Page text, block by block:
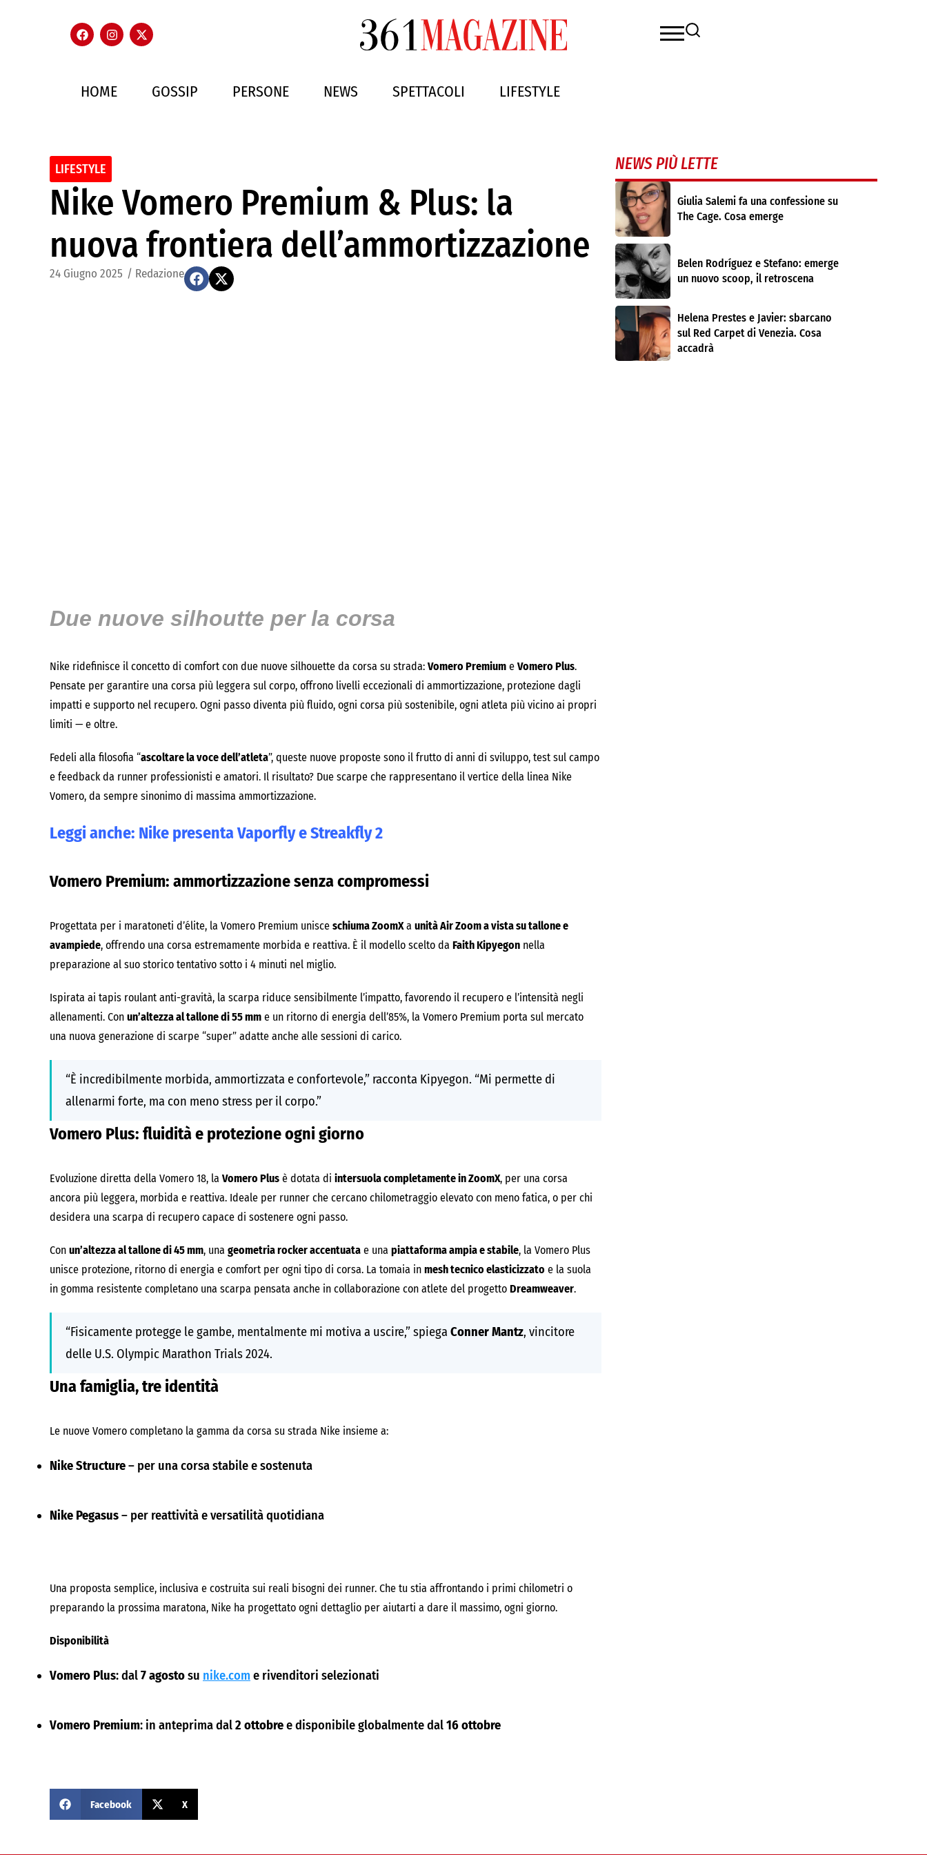
HOME GOSSIP PERSONE NEWS SPETTACOLI LIFESTYLE
LIFESTYLE
Nike Vomero Premium & Plus: la
nuova frontiera dell’ammortizzazione
24 Giugno 2025 / Redazione
Due nuove silhoutte per la corsa
Nike ridefinisce il concetto di comfort con due nuove silhouette da corsa su strada: Vomero Premium e Vomero Plus.
Pensate per garantire una corsa più leggera sul corpo, offrono livelli eccezionali di ammortizzazione, protezione dagli
impatti e supporto nel recupero. Ogni passo diventa più fluido, ogni corsa più sostenibile, ogni atleta più vicino ai propri
limiti — e oltre.
Fedeli alla filosofia “ascoltare la voce dell’atleta”, queste nuove proposte sono il frutto di anni di sviluppo, test sul campo
e feedback da runner professionisti e amatori. Il risultato? Due scarpe che rappresentano il vertice della linea Nike
Vomero, da sempre sinonimo di massima ammortizzazione.
Leggi anche: Nike presenta Vaporfly e Streakfly 2
Vomero Premium: ammortizzazione senza compromessi
Progettata per i maratoneti d’élite, la Vomero Premium unisce schiuma ZoomXa unità Air Zoom a vista su tallone e
avampiede, offrendo una corsa estremamente morbida e reattiva. È il modello scelto da Faith Kipyegon nella
preparazione al suo storico tentativo sotto i 4 minuti nel miglio.
Ispirata ai tapis roulant anti-gravità, la scarpa riduce sensibilmente l’impatto, favorendo il recupero e l’intensità negli
allenamenti. Con un’altezza al tallone di 55 mm e un ritorno di energia dell’85%, la Vomero Premium porta sul mercato
una nuova generazione di scarpe “super” adatte anche alle sessioni di carico.
“È incredibilmente morbida, ammortizzata e confortevole,” racconta Kipyegon. “Mi permette di
allenarmi forte, ma con meno stress per il corpo.”
Vomero Plus: fluidità e protezione ogni giorno
Evoluzione diretta della Vomero 18, la Vomero Plus è dotata di intersuola completamente in ZoomX, per una corsa
ancora più leggera, morbida e reattiva. Ideale per runner che cercano chilometraggio elevato con meno fatica, o per chi
desidera una scarpa di recupero capace di sostenere ogni passo.
Con un’altezza al tallone di 45 mm, una geometria rocker accentuata e una piattaforma ampia e stabile, la Vomero Plus
unisce protezione, ritorno di energia e comfort per ogni tipo di corsa. La tomaia in mesh tecnico elasticizzato e la suola
in gomma resistente completano una scarpa pensata anche in collaborazione con atlete del progetto Dreamweaver.
“Fisicamente protegge le gambe, mentalmente mi motiva a uscire,” spiega Conner Mantz, vincitore
delle U.S. Olympic Marathon Trials 2024.
Una famiglia, tre identità
Le nuove Vomero completano la gamma da corsa su strada Nike insieme a:
Nike Structure– per una corsa stabile e sostenuta
Nike Pegasus– per reattività e versatilità quotidiana
Una proposta semplice, inclusiva e costruita sui reali bisogni dei runner. Che tu stia affrontando i primi chilometri o
preparando la prossima maratona, Nike ha progettato ogni dettaglio per aiutarti a dare il massimo, ogni giorno.
Disponibilità
Vomero Plus: dal7 agostosu nike.com e rivenditori selezionati
Vomero Premium: in anteprima dal2 ottobree disponibile globalmente dal16 ottobre
Facebook X
NEWS PIÙ LETTE
Giulia Salemi fa una confessione su
The Cage. Cosa emerge
Belen Rodríguez e Stefano: emerge
un nuovo scoop, il retroscena
Helena Prestes e Javier: sbarcano
sul Red Carpet di Venezia. Cosa
accadrà